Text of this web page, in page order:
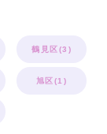
鶴見区(3)
旭区(1)